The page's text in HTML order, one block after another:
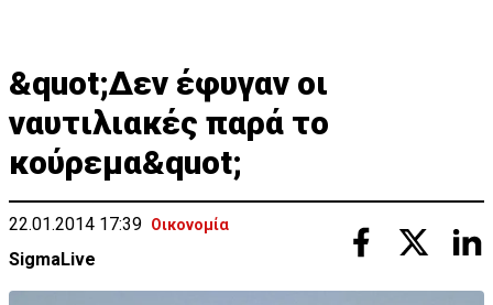
&quot;Δεν έφυγαν οι
ναυτιλιακές παρά το
κούρεμα&quot;
22.01.2014 17:39 Οικονομία
SigmaLive